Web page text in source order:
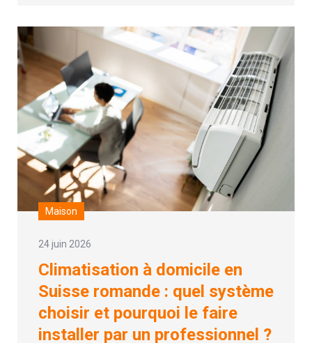
Maison
24 juin 2026
Climatisation à domicile en
Suisse romande : quel système
choisir et pourquoi le faire
installer par un professionnel ?